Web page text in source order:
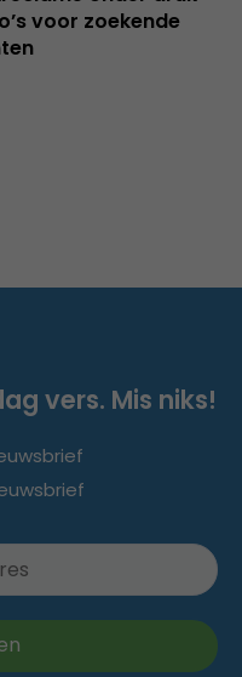
voor zoekende
vers. Mis niks!